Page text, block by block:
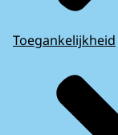
Toegankelijkheid